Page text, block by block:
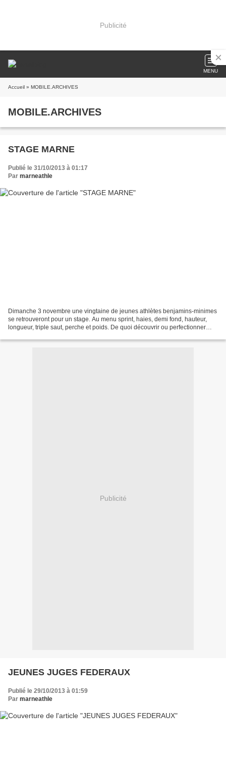
Publicité
MENU
Accueil » MOBILE.ARCHIVES
MOBILE.ARCHIVES
STAGE MARNE
Publié le 31/10/2013 à 01:17
Par marneathle
Dimanche 3 novembre une vingtaine de jeunes athlètes benjamins-minimes
se retrouveront pour un stage. Au menu sprint, haies, demi fond, hauteur,
longueur, triple saut, perche et poids. De quoi découvrir ou perfectionner
Publicité
JEUNES JUGES FEDERAUX
Publié le 29/10/2013 à 01:59
Par marneathle